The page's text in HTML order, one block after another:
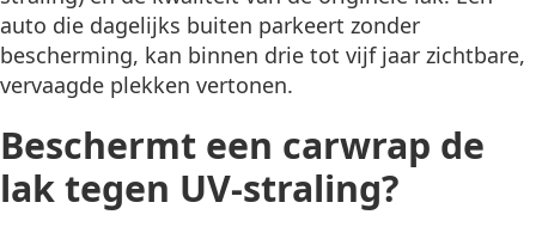
auto die dagelijks buiten parkeert zonder
bescherming, kan binnen drie tot vijf jaar zichtbare,
vervaagde plekken vertonen.
Beschermt een carwrap de
lak tegen UV-straling?